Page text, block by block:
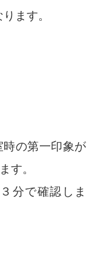
ます。
の第一印象が
す。
分で確認しま